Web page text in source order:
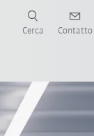
Cerca Contatto